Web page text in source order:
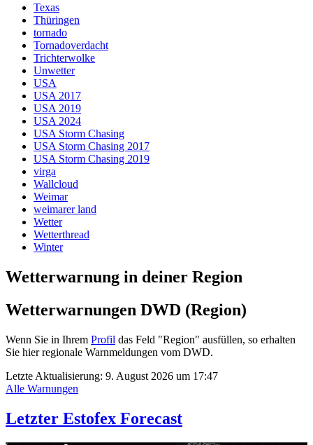
Texas
Thüringen
tornado
Tornadoverdacht
Trichterwolke
Unwetter
USA
USA 2017
USA 2019
USA 2024
USA Storm Chasing
USA Storm Chasing 2017
USA Storm Chasing 2019
virga
Wallcloud
Weimar
weimarer land
Wetter
Wetterthread
Winter
Wetterwarnung in deiner Region
Wetterwarnungen DWD (Region)
Wenn Sie in Ihrem Profil das Feld "Region" ausfüllen, so erhalten
Sie hier regionale Warnmeldungen vom DWD.
Letzte Aktualisierung: 9. August 2026 um 17:47
Alle Warnungen
Letzter Estofex Forecast